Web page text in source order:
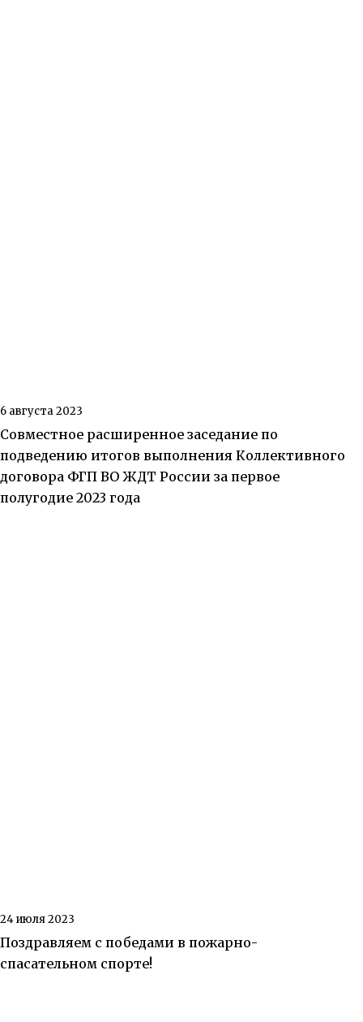
6 августа 2023
Совместное расширенное заседание по
подведению итогов выполнения Коллективного
договора ФГП ВО ЖДТ России за первое
полугодие 2023 года
24 июля 2023
Поздравляем с победами в пожарно-
спасательном спорте!